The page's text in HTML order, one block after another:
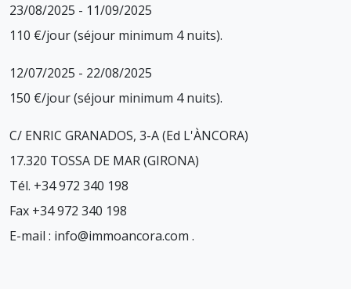
23/08/2025 - 11/09/2025
110 €/jour (séjour minimum 4 nuits).
12/07/2025 - 22/08/2025
150 €/jour (séjour minimum 4 nuits).
C/ ENRIC GRANADOS, 3-A (Ed L'ÀNCORA)
17.320 TOSSA DE MAR (GIRONA)
Tél. +34 972 340 198
Fax +34 972 340 198
E-mail : info@immoancora.com .